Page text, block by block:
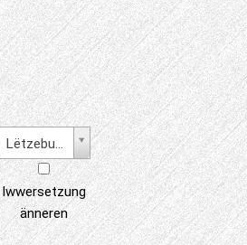
Lëtzebuergesch
Iwwersetzung
änneren